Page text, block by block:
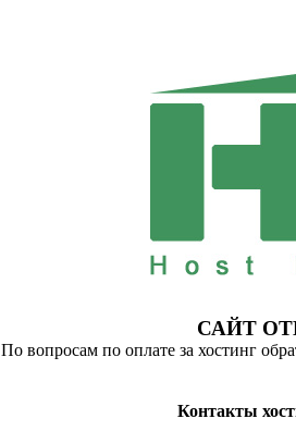
САЙТ
По вопросам по оплате за хостинг
Контакты